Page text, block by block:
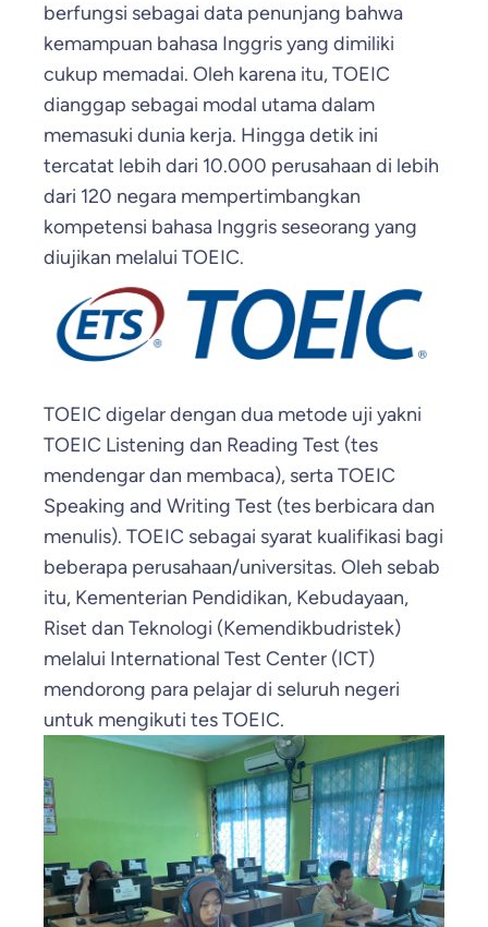
berfungsi sebagai data penunjang bahwa
kemampuan bahasa Inggris yang dimiliki
cukup memadai. Oleh karena itu, TOEIC
dianggap sebagai modal utama dalam
memasuki dunia kerja. Hingga detik ini
tercatat lebih dari 10.000 perusahaan di lebih
dari 120 negara mempertimbangkan
kompetensi bahasa Inggris seseorang yang
diujikan melalui TOEIC.
TOEIC digelar dengan dua metode uji yakni
TOEIC Listening dan Reading Test (tes
mendengar dan membaca), serta TOEIC
Speaking and Writing Test (tes berbicara dan
menulis). TOEIC sebagai syarat kualifikasi bagi
beberapa perusahaan/universitas. Oleh sebab
itu, Kementerian Pendidikan, Kebudayaan,
Riset dan Teknologi (Kemendikbudristek)
melalui International Test Center (ICT)
mendorong para pelajar di seluruh negeri
untuk mengikuti tes TOEIC.